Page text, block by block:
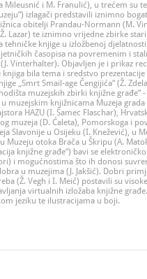
Mileusnić i M. Franulić), u trećem su
izlagači predstavili iznimno
obitelji Prandau-Normann (M.
Lazar) te iznimno vrijedne zbirke
tehničke knjige u izložbenoj
časopisa na povremenim i
Vinterhalter). Objavljen je i prikaz
bila tema i sredstvo prezentacije
„Smrt Smail-age Čengijića“ (Ž.
muzejskih zbirki knjižne građe“
muzejskim knjižnicama Muzeja
HAZU (I. Šamec Flaschar),
muzeja (D. Ćaleta), Pomorskoga i
Slavonije u Osijeku (I. Knežević), u
Muzeju otoka Brača u Škripu (A.
knjižne građe“) bavi se
i mogućnostima što ih donosi
u muzejima (J. Jakšić). Dobri
(Ž. Vegh i I. Meić) postavili su
virtualnih izložaba knjižne
jeziku te ilustracijama u boji.